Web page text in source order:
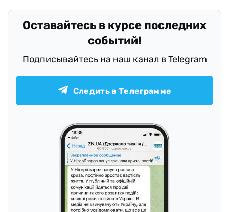
Оставайтесь в курсе последних
событий!
Подписывайтесь на наш канал в Telegram
Следить в Телеграмме